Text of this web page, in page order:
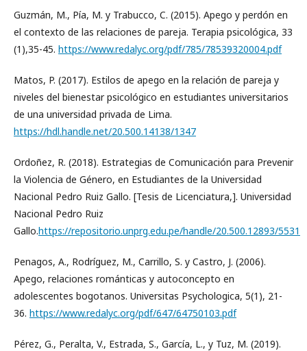
Guzmán, M., Pía, M. y Trabucco, C. (2015). Apego y perdón en
el contexto de las relaciones de pareja. Terapia psicológica, 33
(1),35-45. https://www.redalyc.org/pdf/785/78539320004.pdf
Matos, P. (2017). Estilos de apego en la relación de pareja y
niveles del bienestar psicológico en estudiantes universitarios
de una universidad privada de Lima.
https://hdl.handle.net/20.500.14138/1347
Ordoñez, R. (2018). Estrategias de Comunicación para Prevenir
la Violencia de Género, en Estudiantes de la Universidad
Nacional Pedro Ruiz Gallo. [Tesis de Licenciatura,]. Universidad
Nacional Pedro Ruiz
Gallo.https://repositorio.unprg.edu.pe/handle/20.500.12893/5531
Penagos, A., Rodríguez, M., Carrillo, S. y Castro, J. (2006).
Apego, relaciones románticas y autoconcepto en
adolescentes bogotanos. Universitas Psychologica, 5(1), 21-
36. https://www.redalyc.org/pdf/647/64750103.pdf
Pérez, G., Peralta, V., Estrada, S., García, L., y Tuz, M. (2019).